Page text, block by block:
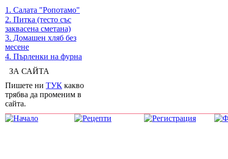
1. Салата "Ропотамо"
2. Питка (тесто със
заквасена сметана)
3. Домашен хляб без
месене
4. Пърленки на фурна
ЗА САЙТА
Пишете ни ТУК какво
трябва да променим в
сайта.